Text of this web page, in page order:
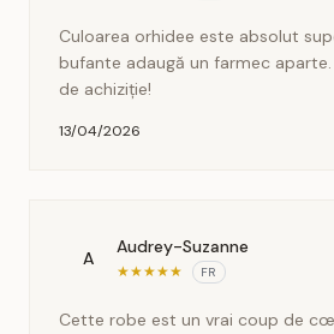
Culoarea orhidee este absolut
bufante adaugă un farmec
de achiziție!
13/04/2026
A
Audrey-Suzanne
★★★★★ FR
Cette robe est un vrai coup de